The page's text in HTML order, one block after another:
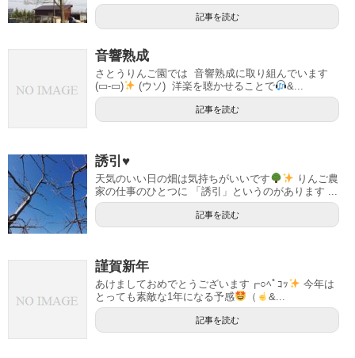
記事を読む
音響熟成
さとうりんご園では 音響熟成に取り組んでいます
(▭-▭)
(ウソ) 洋楽を聴かせることで &...
記事を読む
誘引♥
天気のいい日の畑は気持ちがいいです
りんご農
家の仕事のひとつに 「誘引」というのがあります ...
記事を読む
謹賀新年
あけましておめでとうございます┏○ﾍﾟｺｯ
今年は
とっても素敵な1年になる予感
（ &...
記事を読む